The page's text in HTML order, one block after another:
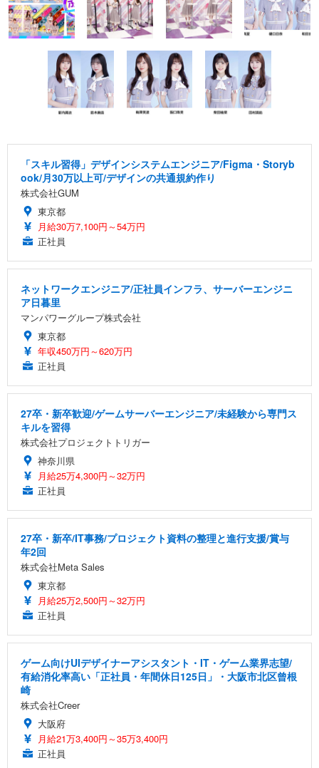
「スキル習得」デザインシステムエンジニア/Figma・Storyb
ook/月30万以上可/デザインの共通規約作り
株式会社GUM
東京都
月給30万7,100円～54万円
正社員
ネットワークエンジニア/正社員インフラ、サーバーエンジニ
ア日暮里
マンパワーグループ株式会社
東京都
年収450万円～620万円
正社員
27卒・新卒歓迎/ゲームサーバーエンジニア/未経験から専門ス
キルを習得
株式会社プロジェクトトリガー
神奈川県
月給25万4,300円～32万円
正社員
27卒・新卒/IT事務/プロジェクト資料の整理と進行支援/賞与
年2回
株式会社Meta Sales
東京都
月給25万2,500円～32万円
正社員
ゲーム向けUIデザイナーアシスタント・IT・ゲーム業界志望/
有給消化率高い「正社員・年間休日125日」・大阪市北区曾根
崎
株式会社Creer
大阪府
月給21万3,400円～35万3,400円
正社員